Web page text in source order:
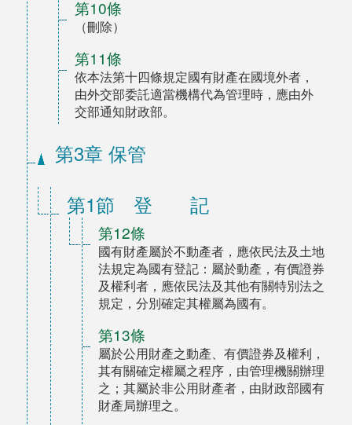
第10條
（刪除）
第11條
依本法第十四條規定國有財產在國境外者，
由外交部委託適當機構代為管理時，應由外
交部通知財政部。
第3章 保管
第1節 登 記
第12條
國有財產屬於不動產者，應依民法及土地
法規定為國有登記：屬於動產，有價證券
及權利者，應依民法及其他有關特別法之
規定，分別確定其權屬為國有。
第13條
屬於公用財產之動產、有價證券及權利，
其有關確定權屬之程序，由管理機關辦理
之；其屬於非公用財產者，由財政部國有
財產局辦理之。